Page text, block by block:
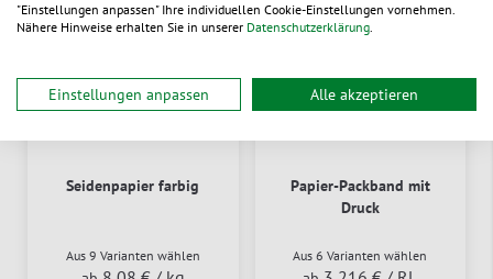
SALE
Seidenpapier farbig
Aus 9 Varianten wählen
Papier-Packband mit
Druck
Aus 6 Varianten wählen
"Einstellungen anpassen" Ihre individuellen Cookie-Einstellungen vornehmen.
Nähere Hinweise erhalten Sie in unserer Datenschutzerklärung.
Einstellungen anpassen Alle akzeptieren